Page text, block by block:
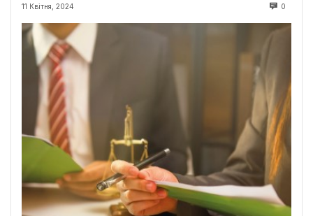
11 Квітня, 2024 0